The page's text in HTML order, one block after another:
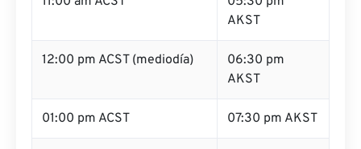
AKST
12:00 pm ACST (mediodía)
06:30 pm
AKST
01:00 pm ACST 07:30 pm AKST